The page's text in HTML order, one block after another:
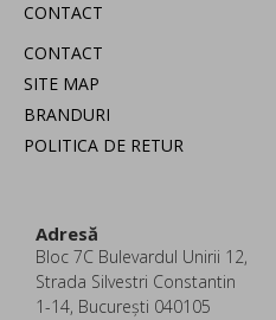
CONTACT
CONTACT
SITE MAP
BRANDURI
POLITICA DE RETUR
Adresă
Bloc 7C Bulevardul Unirii 12,
Strada Silvestri Constantin
1-14, București 040105